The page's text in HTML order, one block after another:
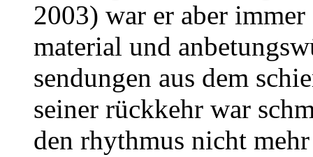
2003) war er aber
material und
sendungen aus dem
seiner rückkehr war
den rhythmus nicht